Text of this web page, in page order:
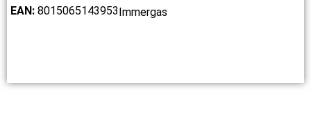
EAN: 8015065143953 Immergas